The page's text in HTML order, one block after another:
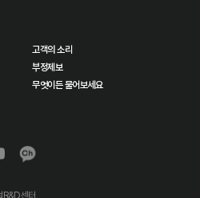
고객의 소리
부정제보
무엇이든 물어보세요
R&D센터